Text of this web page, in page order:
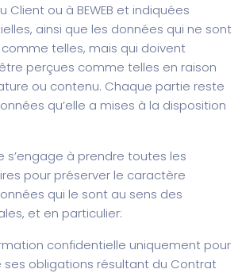
Client ou à BEWEB et indiquées
ainsi que les données qui ne sont
telles, mais qui doivent
perçues comme telles en raison
ou contenu. Chaque partie reste
qu’elle a mises à la disposition
s’engage à prendre toutes les
pour préserver le caractère
qui le sont au sens des
et en particulier:
confidentielle uniquement pour
ses obligations résultant du Contrat